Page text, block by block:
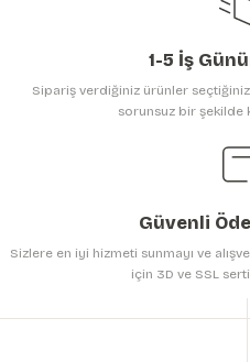
1-5 İş
Sipariş verdiğiniz ürünler
sorunsuz bir şekilde
Güvenli
Sizlere en iyi hizmeti sunmayı ve
için 3D ve SSL